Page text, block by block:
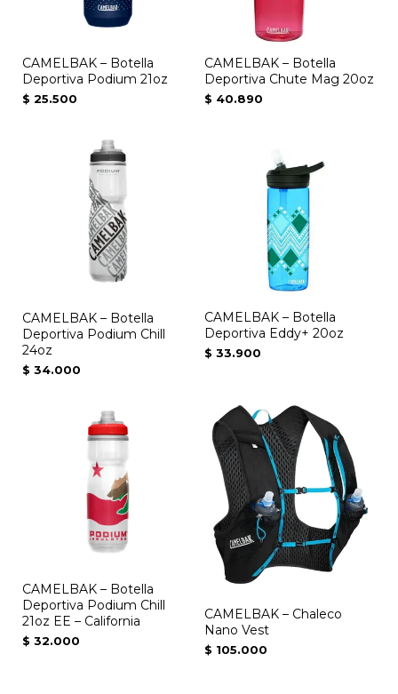
CAMELBAK – Botella
Deportiva Podium 21oz
$ 25.500
pueden
elegir
CAMELBAK – Botella
Deportiva Chute Mag 20oz
$ 40.890
CAMELBAK – Botella
Deportiva Podium Chill
24oz
$ 34.000
pueden
elegir
en
CAMELBAK – Botella
Deportiva Eddy+ 20oz
$ 33.900
CAMELBAK – Botella
Deportiva Podium Chill
21oz EE – California
$ 32.000
CAMELBAK – Chaleco
Nano Vest
$ 105.000